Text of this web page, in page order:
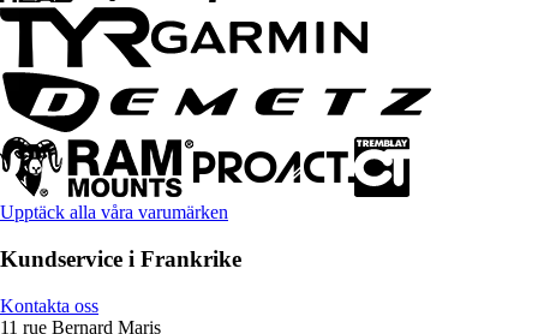
Upptäck alla våra varumärken
Kundservice i Frankrike
Kontakta oss
11 rue Bernard Maris